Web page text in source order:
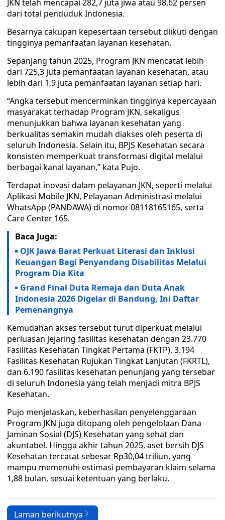
JKN telah mencapai 282,7 juta jiwa atau 98,62 persen
dari total penduduk Indonesia.
Besarnya cakupan kepesertaan tersebut diikuti dengan
tingginya pemanfaatan layanan kesehatan.
Sepanjang tahun 2025, Program JKN mencatat lebih
dari 725,3 juta pemanfaatan layanan kesehatan, atau
lebih dari 1,9 juta pemanfaatan layanan setiap hari.
“Angka tersebut mencerminkan tingginya kepercayaan
masyarakat terhadap Program JKN, sekaligus
menunjukkan bahwa layanan kesehatan yang
berkualitas semakin mudah diakses oleh peserta di
seluruh Indonesia. Selain itu, BPJS Kesehatan secara
konsisten memperkuat transformasi digital melalui
berbagai kanal layanan,” kata Pujo.
Terdapat inovasi dalam pelayanan JKN, seperti melalui
Aplikasi Mobile JKN, Pelayanan Administrasi melalui
WhatsApp (PANDAWA) di nomor 08118165165, serta
Care Center 165.
Baca Juga:
OJK Jawa Barat Perkuat Literasi dan Inklusi
Keuangan Bagi Penyandang Disabilitas Melalui
Program Dia Kita
Grand Final Duta Remaja dan Duta Anak
Indonesia 2026 Digelar di Bandung, Ini Daftar
Pemenangnya
Kemudahan akses tersebut turut diperkuat melalui
perluasan jejaring fasilitas kesehatan dengan 23.770
Fasilitas Kesehatan Tingkat Pertama (FKTP), 3.194
Fasilitas Kesehatan Rujukan Tingkat Lanjutan (FKRTL),
dan 6.190 fasilitas kesehatan penunjang yang tersebar
di seluruh Indonesia yang telah menjadi mitra BPJS
Kesehatan.
Pujo menjelaskan, keberhasilan penyelenggaraan
Program JKN juga ditopang oleh pengelolaan Dana
Jaminan Sosial (DJS) Kesehatan yang sehat dan
akuntabel. Hingga akhir tahun 2025, aset bersih DJS
Kesehatan tercatat sebesar Rp30,04 triliun, yang
mampu memenuhi estimasi pembayaran klaim selama
1,88 bulan, sesuai ketentuan yang berlaku.
Laman berikutnya